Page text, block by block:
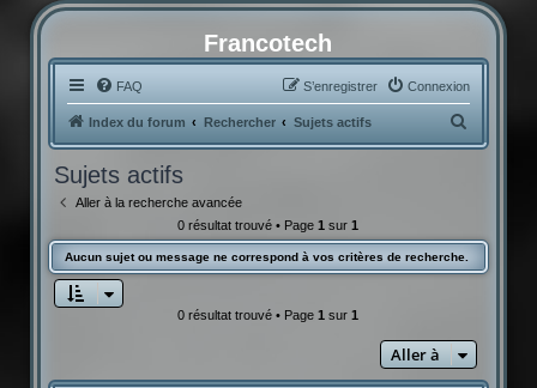
Francotech
FAQ Connexion
S’enregistrer
Index du forum Rechercher Sujets actifs
e
e
r
Sujets actifs
Aller à la recherche avancée
0 résultat trouvé • Page1 sur1
Aucun sujet ou message ne correspond à vos critères de recherche.
0 résultat trouvé • Page1 sur1
Aller à